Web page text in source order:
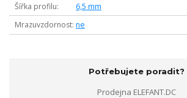
Šířka profilu
6,5 mm
Mrazuvzdornost ne
Potřebujete poradit?
Prodejna ELEFANT.DC